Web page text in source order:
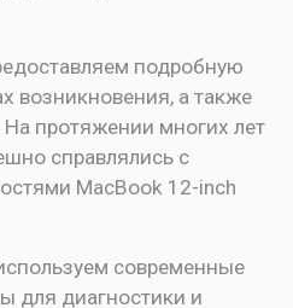
подробную
возникновения, а также
На протяжении многих лет
справлялись с
MacBook 12-inch
современные
для диагностики и